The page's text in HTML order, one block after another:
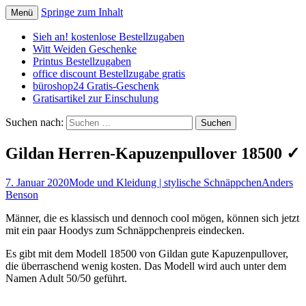
spaaaren.de
günstig einkaufen und billig leben
Menü Springe zum Inhalt
Sieh an! kostenlose Bestellzugaben
Witt Weiden Geschenke
Printus Bestellzugaben
office discount Bestellzugabe gratis
büroshop24 Gratis-Geschenk
Gratisartikel zur Einschulung
Suchen nach:
Gildan Herren-Kapuzenpullover 18500 ✓
7. Januar 2020Mode und Kleidung | stylische SchnäppchenAnders
Benson
Männer, die es klassisch und dennoch cool mögen, können sich jetzt
mit ein paar Hoodys zum Schnäppchenpreis eindecken.
Es gibt mit dem Modell 18500 von Gildan gute Kapuzenpullover,
die überraschend wenig kosten. Das Modell wird auch unter dem
Namen Adult 50/50 geführt.